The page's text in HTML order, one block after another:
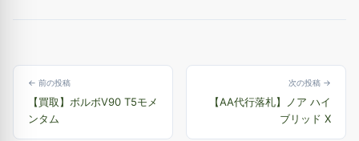
← 前の投稿
【買取】ボルボV90 T5モメ
ンタム
次の投稿 →
【AA代行落札】ノア ハイ
ブリッド X